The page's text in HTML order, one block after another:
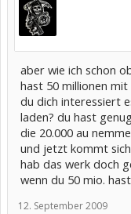
aber wie ich schon
hast 50 millionen
du dich interessiert
laden? du hast
die 20.000 au
und jetzt kommt
hab das werk doch
wenn du 50 mio.
12. September 2009